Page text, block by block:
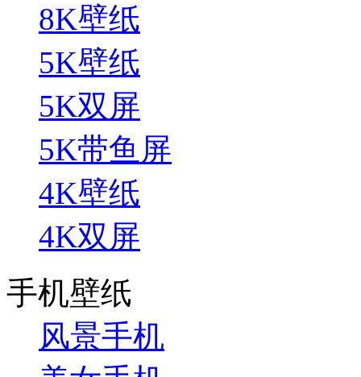
8K壁纸
5K壁纸
5K双屏
5K带鱼屏
4K壁纸
4K双屏
手机壁纸
风景手机